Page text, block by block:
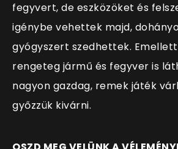
fegyvert, de eszközöket és
igénybe vehettek majd,
gyógyszert szedhettek.
rengeteg jármű és fegyver is
nagyon gazdag, remek játék
győzzük kivárni.